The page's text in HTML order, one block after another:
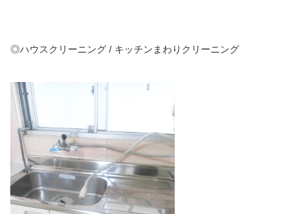
◎ハウスクリーニング / キッチンまわりクリーニング